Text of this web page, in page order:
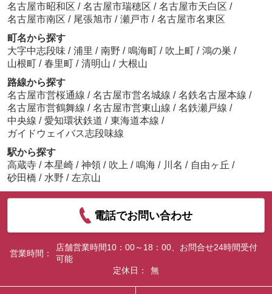
名古屋市昭和区 / 名古屋市瑞穂区 / 名古屋市天白区 /
名古屋市南区 / 尾張旭市 / 瀬戸市 / 名古屋市名東区
町名から探す
大字中志段味 / 浦里 / 南野 / 鳴海町 / 吹上町 / 鴻の巣 /
山根町 / 春里町 / 清明山 / 大根山
路線から探す
名古屋市営桜通線 / 名古屋市営名城線 / 名鉄名古屋本線 /
名古屋市営鶴舞線 / 名古屋市営東山線 / 名鉄瀬戸線 /
中央線 / 愛知環状鉄道 / 東海道本線 /
ガイドウェイバス志段味線
駅から探す
高蔵寺 / 本星崎 / 神領 / 吹上 / 鳴海 / 川名 / 自由ヶ丘 /
砂田橋 / 水野 / 左京山
電話でお問い合わせ
営業時間：
店舗営業時間10：00～18：00、お問合せ24時間受付
可能
定休日：
無